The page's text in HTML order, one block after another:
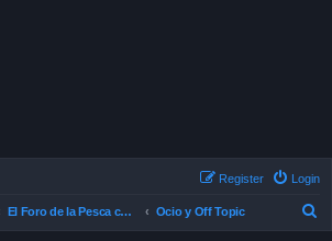
Login
Register
El Foro de la Pesca con Mosca en Chile Ocio y Off Topic